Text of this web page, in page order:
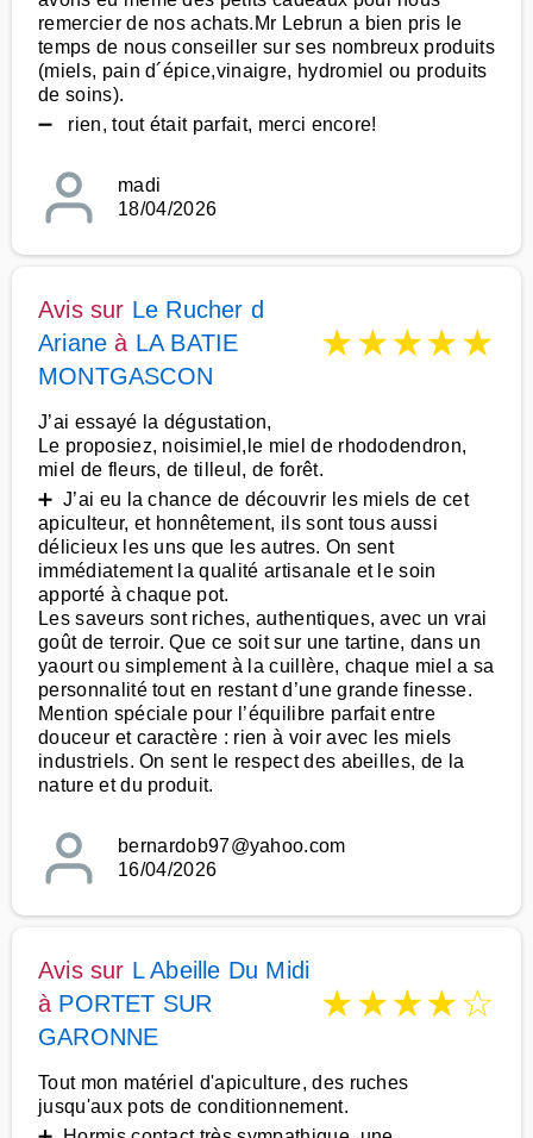
remercier de nos achats.Mr Lebrun a bien pris le
temps de nous conseiller sur ses nombreux produits
(miels, pain d´épice,vinaigre, hydromiel ou produits
de soins).
➖ rien, tout était parfait, merci encore!
madi
18/04/2026
Avis sur Le Rucher d
Ariane à LA BATIE
MONTGASCON
★★★★★
J’ai essayé la dégustation,
Le proposiez, noisimiel,le miel de rhododendron,
miel de fleurs, de tilleul, de forêt.
➕ J’ai eu la chance de découvrir les miels de cet
apiculteur, et honnêtement, ils sont tous aussi
délicieux les uns que les autres. On sent
immédiatement la qualité artisanale et le soin
apporté à chaque pot.
Les saveurs sont riches, authentiques, avec un vrai
goût de terroir. Que ce soit sur une tartine, dans un
yaourt ou simplement à la cuillère, chaque miel a sa
personnalité tout en restant d’une grande finesse.
Mention spéciale pour l’équilibre parfait entre
douceur et caractère : rien à voir avec les miels
industriels. On sent le respect des abeilles, de la
nature et du produit.
bernardob97@yahoo.com
16/04/2026
Avis sur L Abeille Du Midi
à PORTET SUR
GARONNE
★★★★☆
Tout mon matériel d'apiculture, des ruches
jusqu'aux pots de conditionnement.